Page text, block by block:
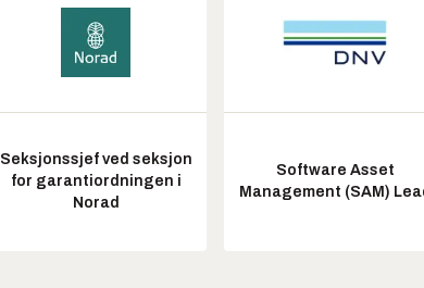
Seksjonssjef ved seksjon
for garantiordningen i
Norad
Software Asset
Management (SAM)